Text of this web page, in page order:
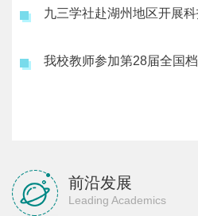
九三学社赴湖州地区开展
我校教师参加第28届全国
前沿发展
Leading Academics